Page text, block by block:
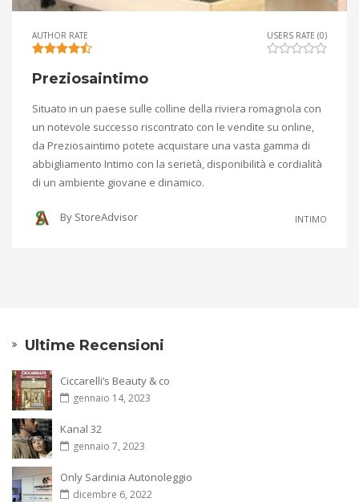
AUTHOR RATE USERS RATE (0)
Preziosaintimo
Situato in un paese sulle colline della riviera romagnola con
un notevole successo riscontrato con le vendite su online,
da Preziosaintimo potete acquistare una vasta gamma di
abbigliamento Intimo con la serietà, disponibilità e cordialità
di un ambiente giovane e dinamico.
By StoreAdvisor INTIMO
Ultime Recensioni
Ciccarelli’s Beauty & co
gennaio 14, 2023
Kanal 32
gennaio 7, 2023
Only Sardinia Autonoleggio
dicembre 6, 2022